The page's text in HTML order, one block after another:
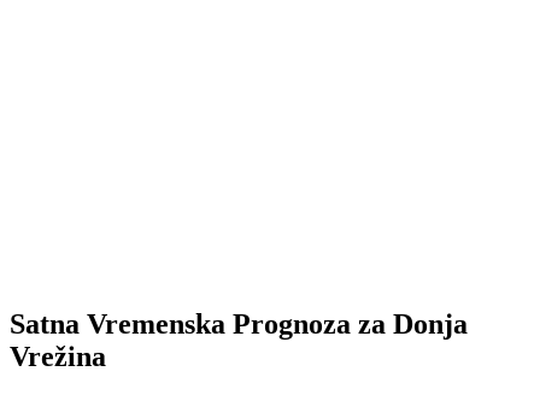
Satna Vremenska Prognoza za Donja
Vrežina